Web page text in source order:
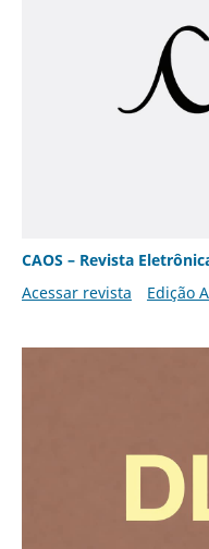
CAOS – Revista
Acessar revista
Edição